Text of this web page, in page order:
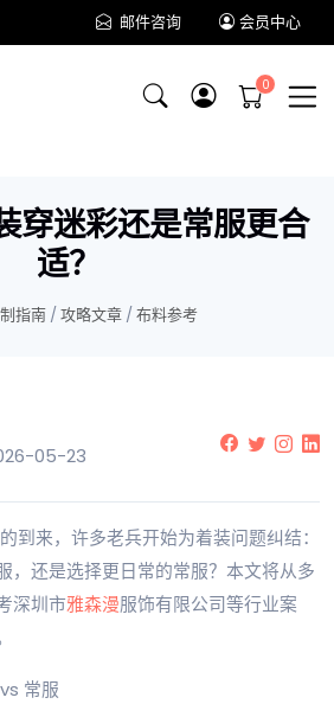
邮件咨询 会员中心
穿迷彩还是常服更合
适？
指南 / 攻略文章 / 布料参考
05-23
到来，许多老兵开始为着装问题纠结：
，还是选择更日常的常服？本文将从多
深圳市雅森漫服饰有限公司等行业案
常服